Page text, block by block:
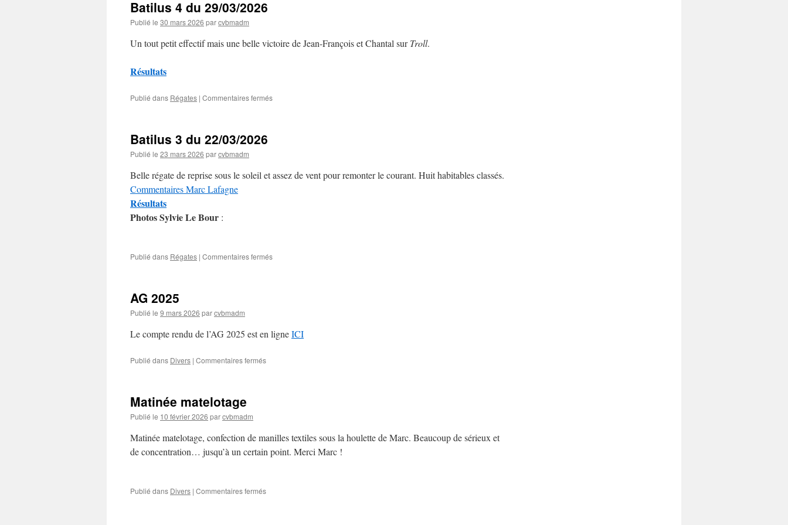
Batilus 4 du 29/03/2026
Publié le 30 mars 2026 parcvbmadm
Un tout petit effectif mais une belle victoire de Jean-François et Chantal surTroll.
Résultats
Publié dans Régates | Commentaires ferméssur
Batilus 3 du 22/03/2026
Publié le 23 mars 2026 parcvbmadm
Belle régate de reprise sous le soleil et assez de vent pour remonter le courant. Huit habitables classés.
Commentaires Marc Lafagne
Résultats
Photos Sylvie Le Bour :
Publié dans Régates | Commentaires ferméssur
AG 2025
Publié le 9 mars 2026 parcvbmadm
Le compte rendu de l’AG 2025 est en ligneICI
Publié dans Divers | Commentaires ferméssur
Matinée matelotage
Publié le 10 février 2026 parcvbmadm
Matinée matelotage, confection de manilles textiles sous la houlette de Marc. Beaucoup de sérieux et
de concentration… jusqu’à un certain point. Merci Marc !
Publié dans Divers | Commentaires ferméssur